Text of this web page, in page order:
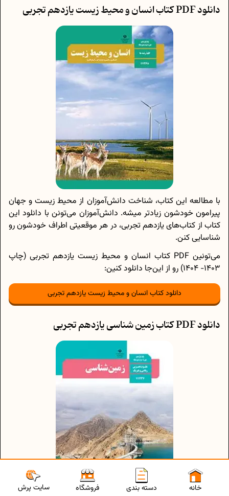
دانلود PDF کتاب انسان و محیط زیست یازدهم تجربی
با مطالعه این کتاب، شناخت دانش‌آموزان از محیط زیست و جهان
پیرامون خودشون زیاد‌تر میشه. دانش‌آموزان می‌تونن با دانلود این
کتاب از کتا‌ب‌های یازدهم تجربی، در هر موقعیتی اطراف خودشون رو
شناسایی کنن.
می‌تونین PDF کتاب انسان و محیط زیست یازدهم تجربی (چاپ
1403- 1404) رو از این‌جا دانلود کنین:
دانلود کتاب انسان و محیط زیست یازدهم تجربی
دانلود PDF کتاب زمین شناسی یازدهم تجربی
سایت پرش فروشگاه دسته بندی خانه